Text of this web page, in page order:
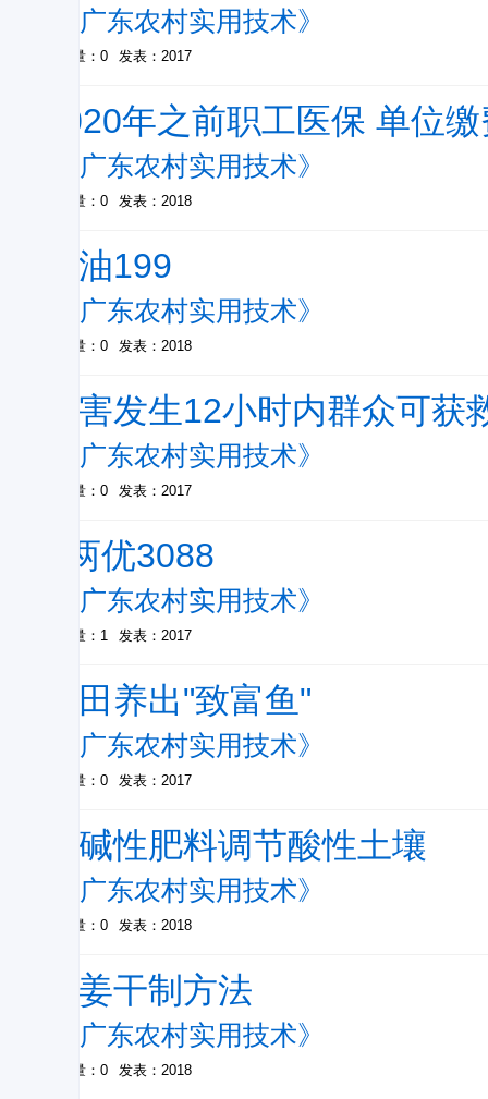
《广东农村实用技术》
被引量：0 发表：2017
2020年之前职工医保 单位
《广东农村实用技术》
被引量：0 发表：2018
汕油199
《广东农村实用技术》
被引量：0 发表：2018
灾害发生12小时内群众可获
《广东农村实用技术》
被引量：0 发表：2017
Y两优3088
《广东农村实用技术》
被引量：1 发表：2017
稻田养出"致富鱼"
《广东农村实用技术》
被引量：0 发表：2017
用碱性肥料调节酸性土壤
《广东农村实用技术》
被引量：0 发表：2018
生姜干制方法
《广东农村实用技术》
被引量：0 发表：2018